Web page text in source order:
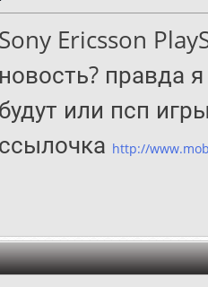
Sony Ericsson
новость? правда
будут или псп
ссылочка http://